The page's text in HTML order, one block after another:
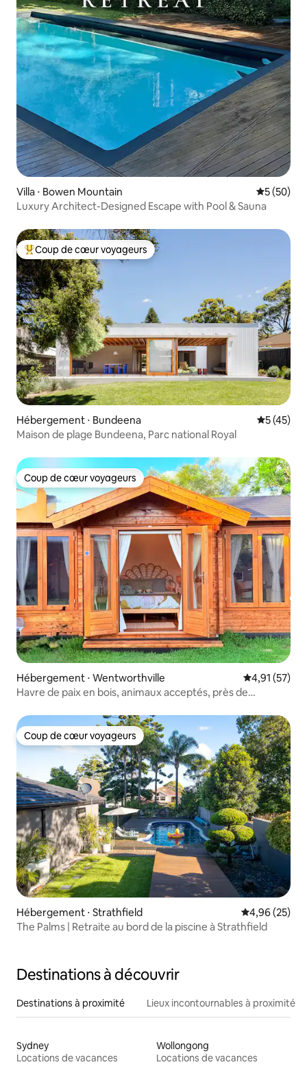
Villa ⋅ Bowen Mountain
5 (50)
Luxury Architect-Designed Escape with Pool & Sauna
Coups de cœur voyageurs les plus appréciés
Coup de cœur voyageurs
Hébergement ⋅ Bundeena
5 (45)
Maison de plage Bundeena, Parc national Royal
Coup de cœur voyageurs
Coup de cœur voyageurs
Hébergement ⋅ Wentworthville Évaluation
4,91 (57)
Havre de paix en bois, animaux acceptés, près de
Coup de cœur voyageurs
Coup de cœur voyageurs
Hébergement ⋅ Strathfield Évaluation
4,96 (25)
The Palms | Retraite au bord de la piscine à Strathfield
Destinations à découvrir
Destinations à proximité Lieux incontournables à proximité
Sydney
Locations de vacances
Wollongong
Locations de vacances